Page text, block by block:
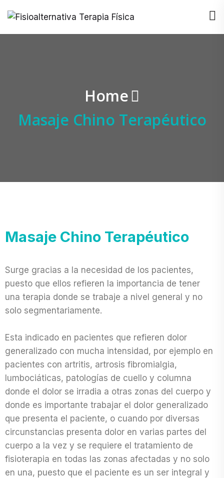
Home
Masaje Chino Terapéutico
Masaje Chino Terapéutico
Surge gracias a la necesidad de los pacientes,
puesto que ellos refieren la importancia de tener
una terapia donde se trabaje a nivel general y no
solo segmentariamente.
Esta indicado en pacientes que refieren dolor
generalizado con mucha intensidad, por ejemplo en
pacientes con artritis, artrosis fibromialgia,
lumbociáticas, patologías de cuello y columna
donde el dolor se irradia a otras zonas del cuerpo y
donde es importante trabajar el dolor generalizado
que presenta el paciente, o cuando por diversas
circunstancias presenta dolor en varias partes del
cuerpo a la vez y se requiere el tratamiento de
fisioterapia en todas las zonas afectadas y no solo
en una, puesto que el paciente es un ser integral y